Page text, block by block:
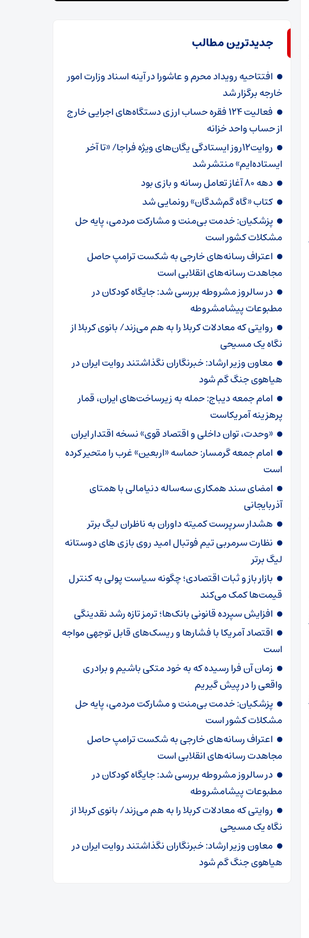
جدیدترین مطالب
افتتاحیه رویداد محرم و عاشورا در آینه اسناد وزارت امور
خارجه برگزار شد
فعالیت ۱۲۴ فقره حساب ارزی دستگاه‌های اجرایی خارج
از حساب واحد خزانه
روایت۱۲روز ایستادگی یگان‌های ویژه فراجا/ «تا آخر
ایستاده‌ایم» منتشر شد
دهه ۸۰ آغاز تعامل رسانه و بازی بود
کتاب «گاه گم‌شدگان» رونمایی شد
پزشکیان: خدمت بی‌منت و مشارکت مردمی، پایه حل
مشکلات کشور است
اعتراف رسانه‌های خارجی به شکست ترامپ حاصل
مجاهدت رسانه‌های انقلابی است
در سالروز مشروطه بررسی شد: جایگاه کودکان در
مطبوعات پیشامشروطه
روایتی که معادلات کربلا را به هم می‌زند/ بانوی کربلا از
نگاه یک مسیحی
معاون وزیر ارشاد: خبرنگاران نگذاشتند روایت ایران در
هیاهوی جنگ گم شود
امام جمعه دیباج: حمله به زیرساخت‌های ایران، قمار
پرهزینه آمریکاست
«وحدت، توان داخلی و اقتصاد قوی» نسخه اقتدار ایران
امام جمعه گرمسار: حماسه «اربعین» غرب را متحیر کرده
است
امضای سند همکاری سه‌ساله دنیامالی با همتای
آذربایجانی
هشدار سرپرست ‌کمیته داوران به ناظران لیگ برتر
نظارت سرمربی تیم‌ فوتبال امید روی بازی های دوستانه
لیگ برتر
بازار باز و ثبات اقتصادی؛ چگونه سیاست پولی به کنترل
قیمت‌ها کمک می‌کند
افزایش سپرده قانونی بانک‌ها؛ ترمز تازه رشد نقدینگی
اقتصاد آمریکا با فشارها و ریسک‌های قابل توجهی مواجه
است
زمان آن فرا رسیده که به خود متکی باشیم و برادری
واقعی را در پیش گیریم
پزشکیان: خدمت بی‌منت و مشارکت مردمی، پایه حل
مشکلات کشور است
اعتراف رسانه‌های خارجی به شکست ترامپ حاصل
مجاهدت رسانه‌های انقلابی است
در سالروز مشروطه بررسی شد: جایگاه کودکان در
مطبوعات پیشامشروطه
روایتی که معادلات کربلا را به هم می‌زند/ بانوی کربلا از
نگاه یک مسیحی
معاون وزیر ارشاد: خبرنگاران نگذاشتند روایت ایران در
هیاهوی جنگ گم شود